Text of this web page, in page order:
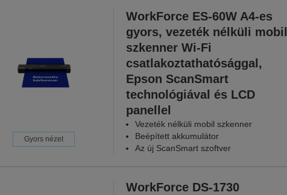
Gyors nézet
WorkForce ES-60W A4-es
gyors, vezeték nélküli mobil
szkenner Wi-Fi
csatlakoztathatósággal,
Epson ScanSmart
technológiával és LCD
panellel
Vezeték nélküli mobil szkenner
Beépített akkumulátor
Az új ScanSmart szoftver
WorkForce DS-1730